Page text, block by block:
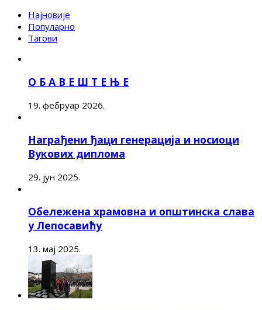
Најновије
Популарно
Тагови
О Б А В Е Ш Т Е Њ Е
19. фебруар 2026.
Награђени ђаци генерација и носиоци
Вукових диплома
29. јун 2025.
Обележена храмовна и општинска слава
у Лепосавићу
13. мај 2025.